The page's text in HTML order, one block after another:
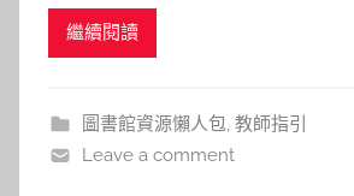
的帳號協作，擔任教師後得知申請
至 2026
繼續閱讀
圖書館資源懶人包, 教師指引
Leave a comment